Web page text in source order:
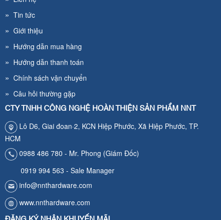
» Tin tức
» Giới thiệu
» Hướng dẫn mua hàng
» Hướng dẫn thanh toán
» Chính sách vận chuyển
» Câu hỏi thường gặp
CTY TNHH CÔNG NGHỆ HOÀN THIỆN SẢN PHẨM NNT
Lô D6, Giai đoan·2, KCN Hiệp Phước, Xã Hiệp Phước, TP.
HCM
0988 486 780 - Mr. Phong (Giám Đốc)
0919 994 563 - Sale Manager
info@nnthardware.com
www.nnthardware.com